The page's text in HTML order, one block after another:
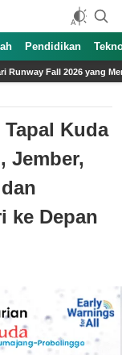
Pendidikan
Gaya Musim Gugur
Kuda
Jember,
ke Depan